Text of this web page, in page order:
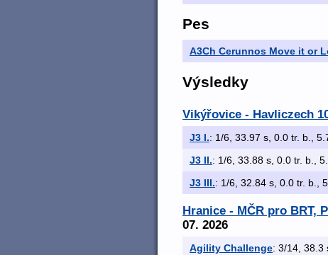
Pes
A3Ch Cerunnos Move it or
Výsledky
Vikýřovice - Havliczech
J3 I.: 1/6, 33.97 s, 0.0 tr. b.,
J3 II.: 1/6, 33.88 s, 0.0 tr. b.,
J3 III.: 1/6, 32.84 s, 0.0 tr. b.,
Hranice - MČR pro BRT,
07. 2026
Agility Challenge: 3/14, 38.3